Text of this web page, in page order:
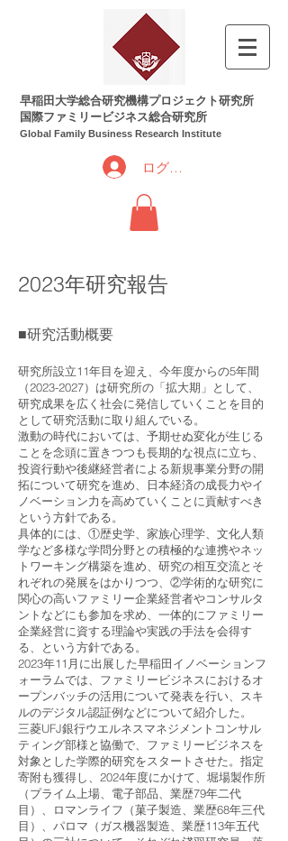
早稲田大学総合研究機構プロジェクト研究所
国際ファミリービジネス総合研究所
Global Family Business Research Institute
ログイン
2023年研究報告
■研究活動概要
研究所設立11年目を迎え、今年度からの5年間
（2023-2027）は研究所の「拡大期」として、
研究成果を広く社会に発信していくことを目的
として研究活動に取り組んでいる。
激動の時代においては、予期せぬ変化が生じる
ことを念頭に置きつつも長期的な視点に立ち、
投資行動や後継経営者による新規事業分野の開
拓について研究を進め、日本経済の成長力やイ
ノベーション力を高めていくことに貢献すべき
という方針である。
具体的には、①歴史学、家族心理学、文化人類
学など多様な学問分野との積極的な連携やネッ
トワーキング構築を進め、研究の相互交流とそ
れぞれの発展をはかりつつ、②学術的な研究に
関心の高いファミリー企業経営者やコンサルタ
ントなどにも参加を求め、一体的にファミリー
企業経営に資する理論や実践の手法を会得す
る、という方針である。
2023年11月に出展した早稲田イノベーションフ
ォーラムでは、ファミリービジネスにおけるオ
ープンバッチの活用について発表を行い、スキ
ルのデジタル認証例などについて紹介した。
三菱UFJ銀行ウエルネスマネジメントコンサル
ティング部様と協働で、ファミリービジネスを
対象とした学際的研究をスタートさせた。指定
寄附も獲得し、2024年度にかけて、堀場製作所
（プライム上場、電子部品、業歴79年二代
目）、ロマンライフ（菓子製造、業歴68年三代
目）、パロマ（ガス機器製造、業歴113年五代